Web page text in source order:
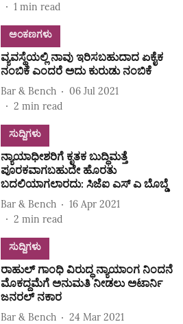
1 min read
ಅಂಕಣಗಳು
ವ್ಯವಸ್ಥೆಯಲ್ಲಿ ನಾವು ಇರಿಸಬಹುದಾದ ಏಕೈಕ
ನಂಬಿಕೆ ಎಂದರೆ ಅದು ಕುರುಡು ನಂಬಿಕೆ
Bar & Bench
06 Jul 2021
2 min read
ಸುದ್ದಿಗಳು
ನ್ಯಾಯಾಧೀಶರಿಗೆ ಕೃತಕ ಬುದ್ಧಿಮತ್ತೆ
ಪೂರಕವಾಗಬಹುದೇ ಹೊರತು
ಬದಲಿಯಾಗಲಾರದು: ಸಿಜೆಐ ಎಸ್ ಎ ಬೊಬ್ಡೆ
Bar & Bench
16 Apr 2021
2 min read
ಸುದ್ದಿಗಳು
ರಾಹುಲ್ ಗಾಂಧಿ ವಿರುದ್ಧ ನ್ಯಾಯಾಂಗ ನಿಂದನೆ
ಮೊಕದ್ದಮೆಗೆ ಅನುಮತಿ ನೀಡಲು ಅಟಾರ್ನಿ
ಜನರಲ್ ನಕಾರ
Bar & Bench
24 Mar 2021